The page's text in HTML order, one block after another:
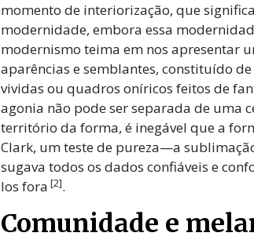
momento de interiorização, que
modernidade, embora essa
modernismo teima em nos apresentar
aparências e semblantes, constituído
vividas ou quadros oníricos feitos de
agonia não pode ser separada de uma
território da forma, é inegável que a
Clark, um teste de pureza—a
sugava todos os dados confiáveis e
los fora [2].
Comunidade e